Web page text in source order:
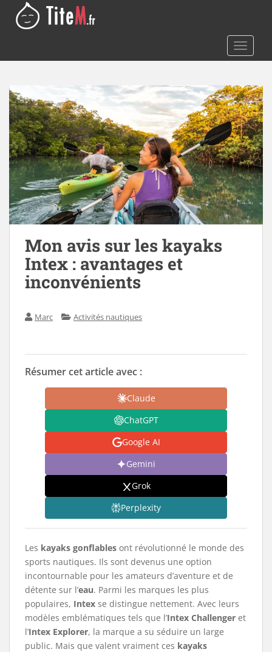
t
Mon avis sur les kayaks
Intex : avantages et
inconvénients
Marc Activités nautiques
Résumer cet article avec :
Claude
ChatGPT
Google AI
Gemini
Grok
Perplexity
Les kayaks gonflables ont révolutionné le monde des
sports nautiques. Ils sont devenus une option
incontournable pour les amateurs d’aventure et de
détente sur l’eau. Parmi les marques les plus
populaires, Intex se distingue nettement. Avec leurs
modèles emblématiques tels que l’Intex Challenger et
l’Intex Explorer, la marque a su séduire un large
public. Mais que valent vraiment ces kayaks